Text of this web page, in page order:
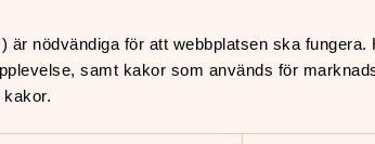
är nödvändiga för att webbplatsen ska
samt kakor som används för
exempelvis under
brusande stadslivet på Sveavägen.
kyrkogård förvandlats helt
planerna. Det är därför